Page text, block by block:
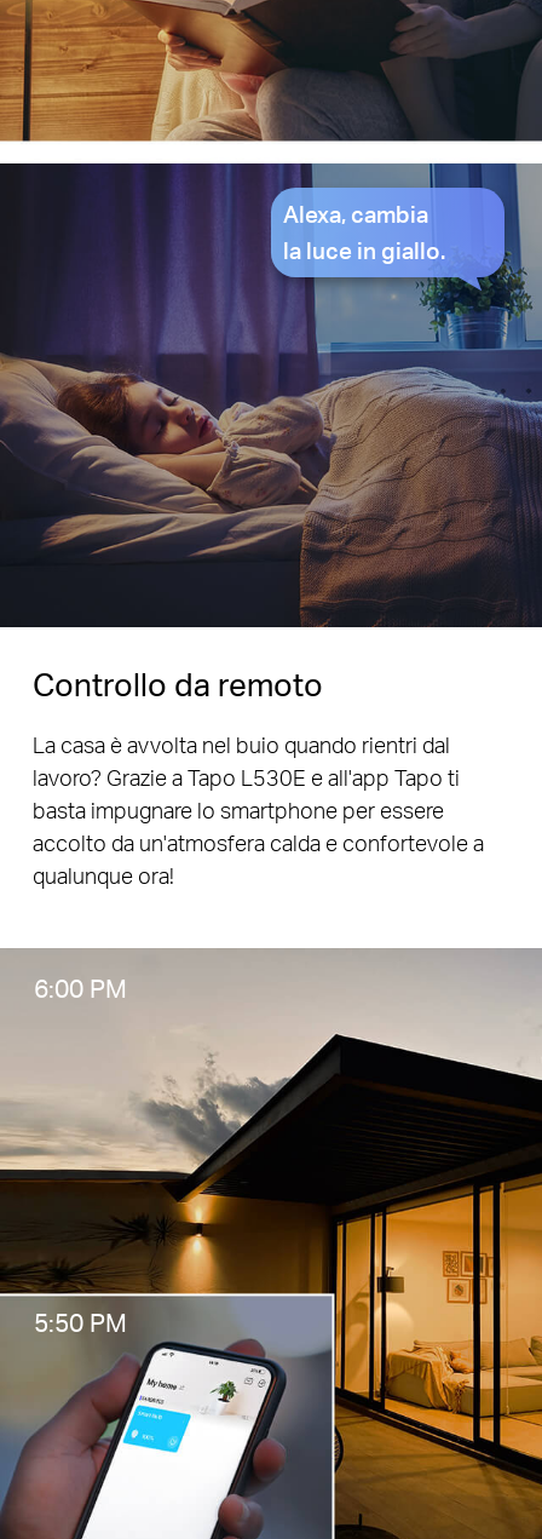
Alexa, cambia
la luce in giallo.
6:00 PM
5:50 PM
Controllo da remoto
La casa è avvolta nel buio quando rientri dal
lavoro? Grazie a Tapo L530E e all'app Tapo ti
basta impugnare lo smartphone per essere
accolto da un'atmosfera calda e confortevole a
qualunque ora!